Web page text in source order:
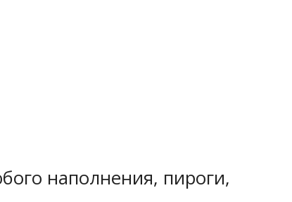
наполнения, пироги,